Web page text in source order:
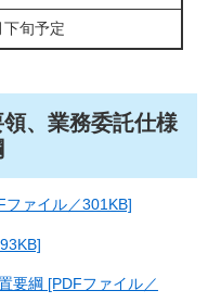
旬予定
、業務委託仕様
ファイル／301KB]
要綱 [PDFファイル／